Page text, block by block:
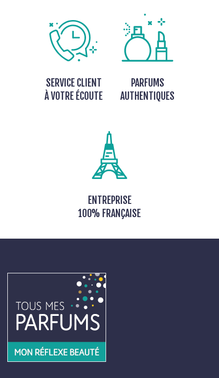
SERVICE CLIENT
À VOTRE ÉCOUTE
PARFUMS
AUTHENTIQUES
ENTREPRISE
100% FRANÇAISE